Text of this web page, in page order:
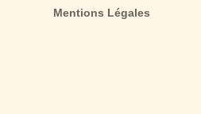
Mentions Légales